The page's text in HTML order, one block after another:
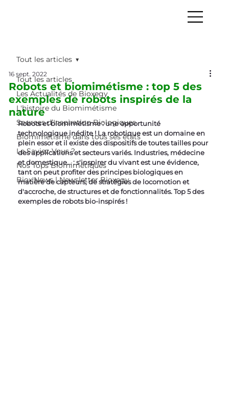
Tout les articles
Les Actualités de Bioxegy
L'histoire du Biomimétisme
Sources d’Inspiration Biologiques
Biomimétisme dans tous ses états
Le Saviez-Vous ?
Nos Tops Biomimétiques
Biox'News | Newsletter Bioxegy
Tout les articles
Robots et biomimétisme : top 5 des
exemples de robots inspirés de la
nature
16 sept. 2022
Robots et biomimétisme : une opportunité
technologique inédite ! La robotique est un domaine en
plein essor et il existe des dispositifs de toutes tailles pour
des applications et secteurs variés. Industries, médecine
et domestique... : s'inspirer du vivant est une évidence,
tant on peut profiter des principes biologiques en
matière de capteurs, de stratégies de locomotion et
d'accroche, de structures et de fonctionnalités. Top 5 des
exemples de robots bio-inspirés !